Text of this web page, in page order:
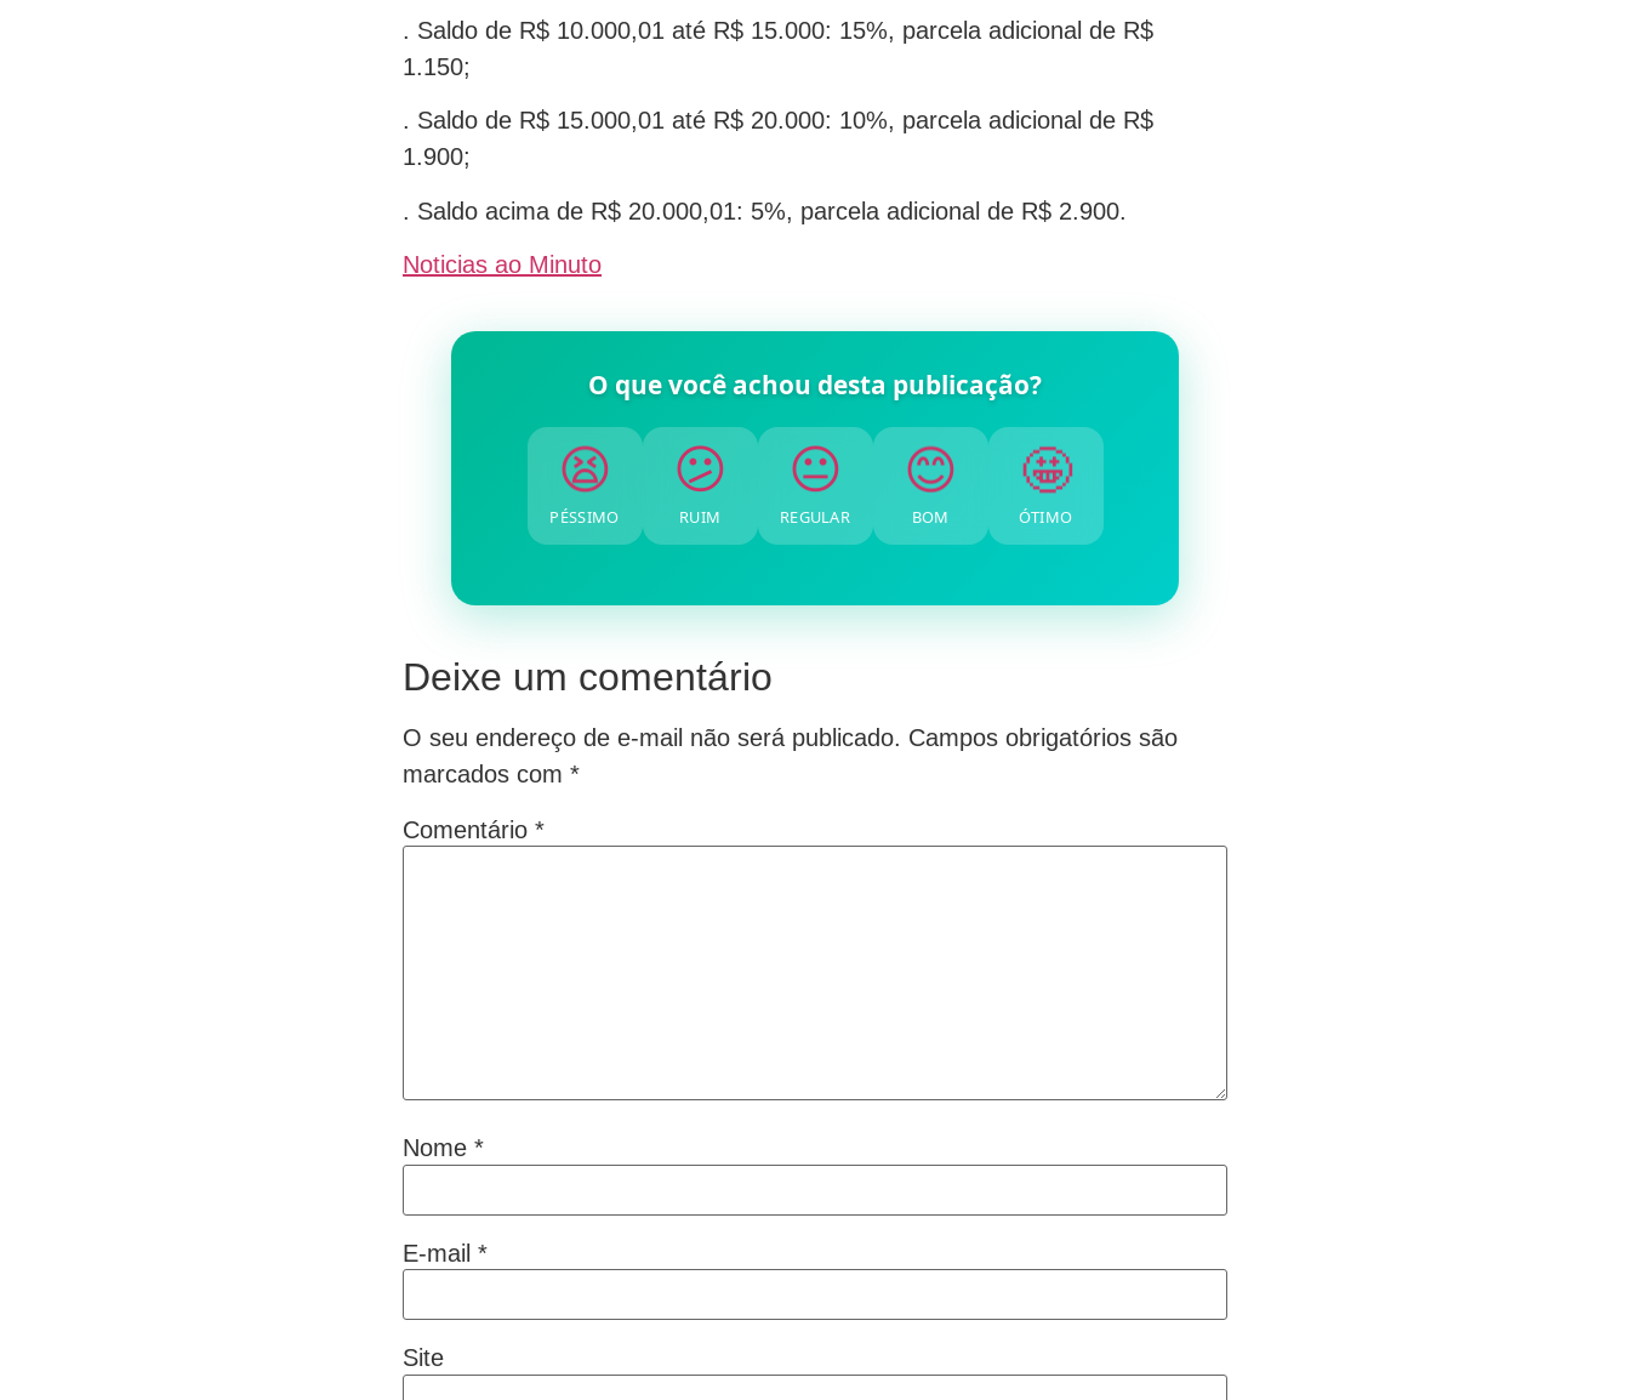
. Saldo de R$ 10.000,01 até R$ 15.000: 15%, parcela adicional de R$
1.150;
. Saldo de R$ 15.000,01 até R$ 20.000: 10%, parcela adicional de R$
1.900;
. Saldo acima de R$ 20.000,01: 5%, parcela adicional de R$ 2.900.
Noticias ao Minuto
O que você achou desta publicação?
😫
PÉSSIMO
😕
RUIM
😐
REGULAR
😊
BOM
🤩
ÓTIMO
Deixe um comentário
O seu endereço de e-mail não será publicado. Campos obrigatórios são
marcados com *
Comentário *
Nome *
E-mail *
Site